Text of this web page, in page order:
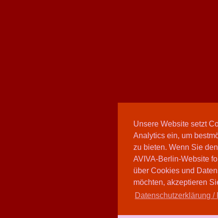
Unsere Website setzt
Analytics ein, um
zu bieten. Wenn Sie
AVIVA-Berlin-Website
über Cookies und
möchten, akzeptieren
Datenschutzerklärung /